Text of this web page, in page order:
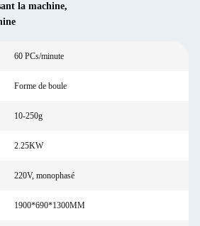
la machine,
60 PCs/minute
Forme de boule
10-250g
2.25KW
220V, monophasé
1900*690*1300MM